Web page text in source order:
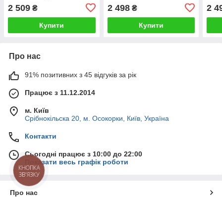
2 509 ₴
Купити
2 498₴
Купити
2
Про нас
91% позитивних з 45 відгуків за рік
Працює з 11.12.2014
м. Київ
Срібнокільска 20, м. Осокорки, Київ, Україна
Контакти
Сьогодні працює з 10:00 до 22:00
Показати весь графік роботи
Про нас
КНОПКА
ЗВ'ЯЗКУ